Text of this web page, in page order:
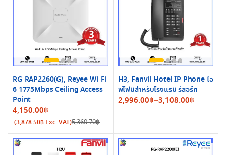
RG-RAP2260(G), Reyee Wi-Fi
6 1775Mbps Ceiling Access
Point
5,360.70฿
Original
price
was:
5,360.70฿.
4,150.00฿
Current
price
is:
4,150.00฿.
(3,878.50฿ Exc. VAT)
H3, Fanvil Hotel IP Phone ไอ
พีโฟนสำหรับโรงแรม รีสอร์ท
2,996.00฿–3,108.00฿
Price
through
3,108.00฿